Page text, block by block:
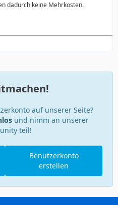
dadurch keine Mehrkosten.
auf unserer Seite?
und nimm an unserer
teil!
Benutzerkonto
erstellen